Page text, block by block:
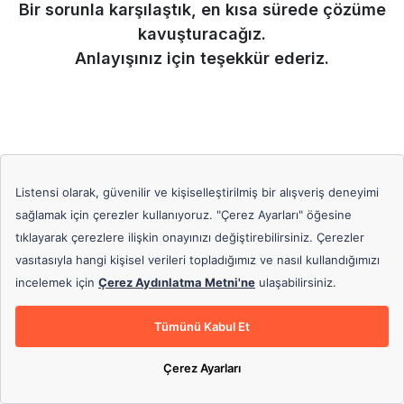
Bir sorunla karşılaştık, en kısa sürede çözüme
kavuşturacağız.
Anlayışınız için teşekkür ederiz.